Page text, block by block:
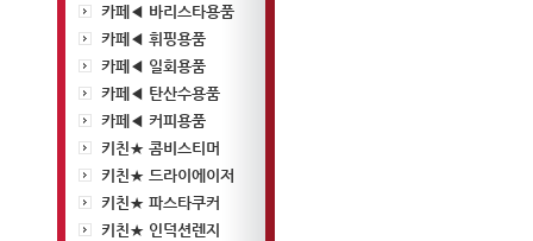
카페◀ 바리스타용품
카페◀ 휘핑용품
카페◀ 일회용품
카페◀ 탄산수용품
카페◀ 커피용품
키친★ 콤비스티머
키친★ 드라이에이저
키친★ 파스타쿠커
키친★ 인덕션렌지